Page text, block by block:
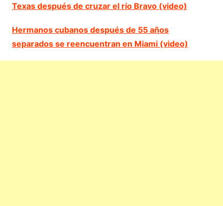
Texas después de cruzar el río Bravo (video)
Hermanos cubanos después de 55 años
separados se reencuentran en Miami (video)